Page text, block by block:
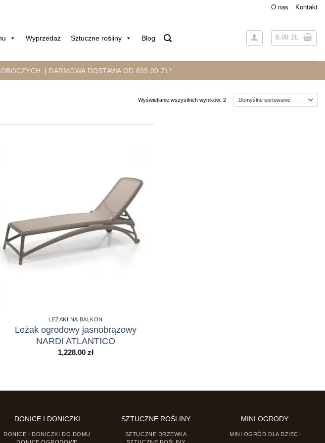
O nas Kontakt
Wyprzedaż Sztuczne rośliny Blog 0.00 ZŁ
| DARMOWA DOSTAWA OD 899,00 ZŁ*
Wyświetlanie wszystkich wyników: 2
LEŻAKI NA BALKON
Leżak ogrodowy jasnobrązowy
NARDI ATLANTICO
1,228.00 zł
DONICE I DONICZKI
DONICE I DONICZKI DO DOMU
SZTUCZNE ROŚLINY
SZTUCZNE DRZEWKA
MINI OGRODY
MINI OGRÓD DLA DZIECI